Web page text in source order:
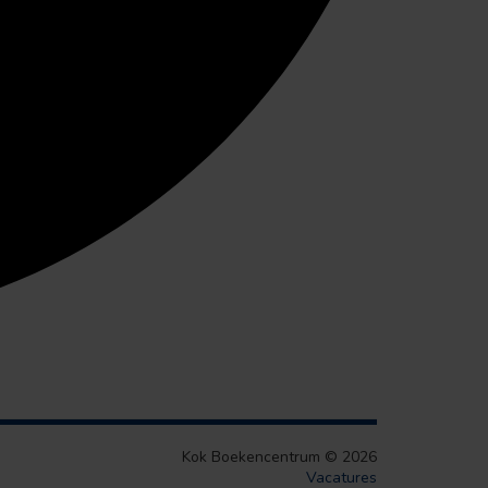
Kok Boekencentrum © 2026
Vacatures